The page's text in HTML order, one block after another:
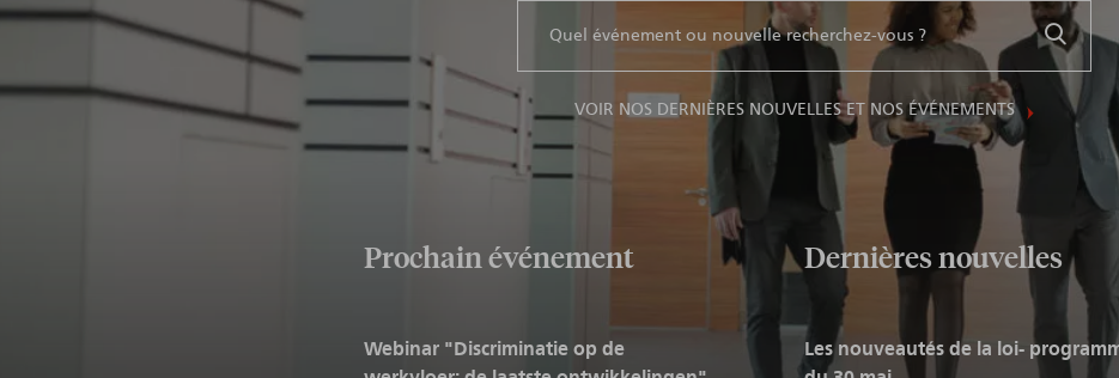
VOIR NOS DERNIÈRES NOUVELLES ET NOS ÉVÉNEMENTS
Prochain événement
Webinar "Discriminatie op de
Dernières nouvelles
Les nouveautés de la loi-